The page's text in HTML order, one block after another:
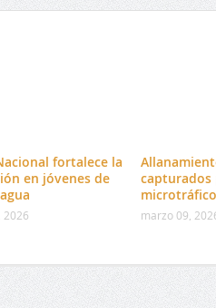
fortalece la
en jóvenes de
2026
capturados
marzo 09,